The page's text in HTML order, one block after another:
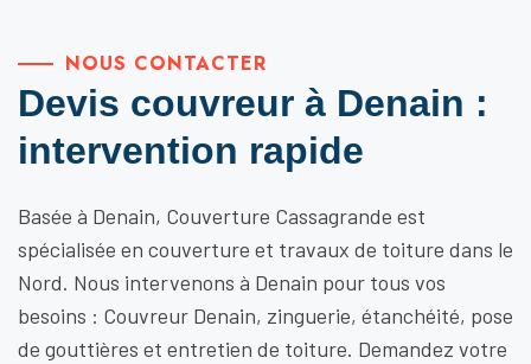
NOUS CONTACTER
Devis couvreur à Denain :
intervention rapide
Basée à Denain, Couverture Cassagrande est
spécialisée en couverture et travaux de toiture dans le
Nord. Nous intervenons à Denain pour tous vos
besoins : Couvreur Denain, zinguerie, étanchéité, pose
de gouttières et entretien de toiture. Demandez votre